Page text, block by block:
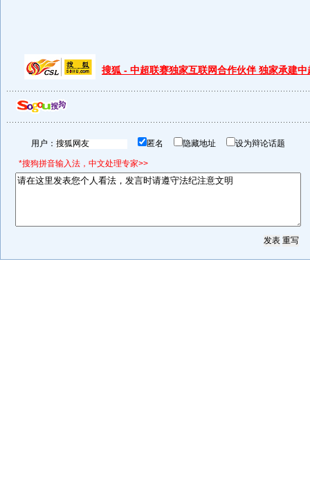
搜狐 - 中超联赛独家互联网合作伙伴 独家承建中
用户： 匿名 隐藏地址 设为辩论话题
*搜狗拼音输入法，中文处理专家>>